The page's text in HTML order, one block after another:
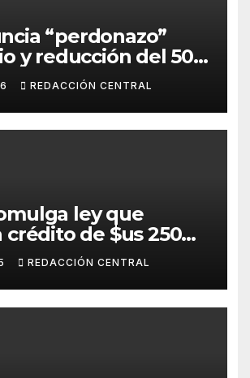
“perdonazo”
y reducción del 50%
del Presidente y
REDACCIÓN CENTRAL
ley que
crédito de $us 250
del BID para
REDACCIÓN CENTRAL